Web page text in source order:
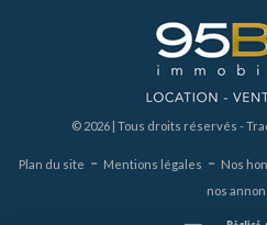
© 2026 | Tous droits réservés -
Plan du site - Mentions légales - Nos
nos